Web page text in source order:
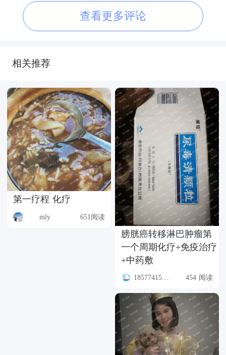
查看更多评论
相关推荐
第一疗程 化疗
mly 651阅读
膀胱癌转移淋巴肿瘤第
一个周期化疗+免疫治疗
+中药敷
18577415927 454 阅读